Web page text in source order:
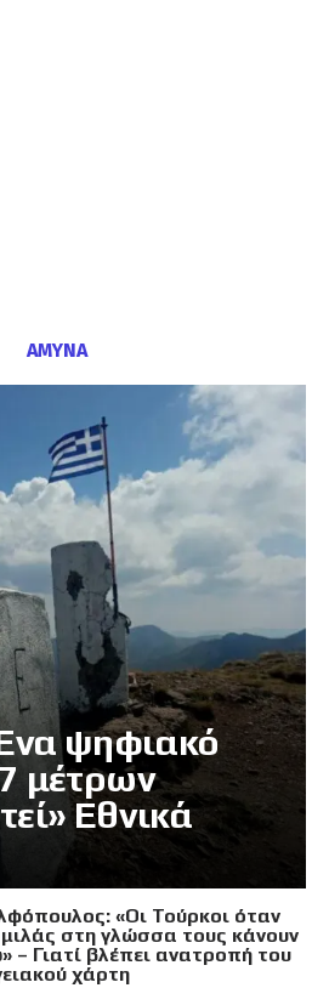
ΑΜΥΝΑ
ψηφιακό
μέτρων
Εθνικά
«Οι Τούρκοι όταν
στη γλώσσα τους κάνουν
– Γιατί βλέπει ανατροπή του
χάρτη